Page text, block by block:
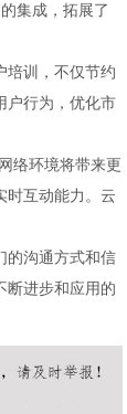
集成，拓展了
培训，不仅节约
户行为，优化市
络环境将带来更
时互动能力。云
的沟通方式和信
断进步和应用的